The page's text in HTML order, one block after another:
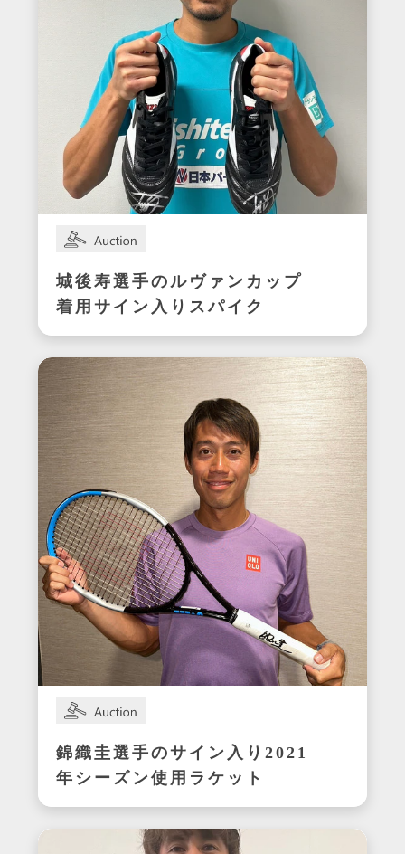
城後寿選手のルヴァンカップ
着用サイン入りスパイク
錦織圭選手のサイン入り2021
年シーズン使用ラケット